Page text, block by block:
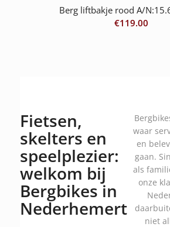
Berg liftbakje rood A/
€119.00
Fietsen,
skelters en
speelplezier:
welkom bij
Bergbikes in
Nederhemert
waar
en
gaan.
als
onze
niet